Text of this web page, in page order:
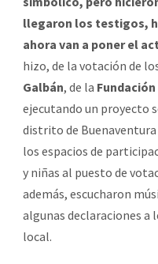
llegaron los testigos,
ahora van a poner el
hizo, de la votación de
Galbán, de la
ejecutando un proyecto
distrito de Buenaventura
los espacios de
y niñas al puesto de
además, escucharon
algunas declaraciones a
local.